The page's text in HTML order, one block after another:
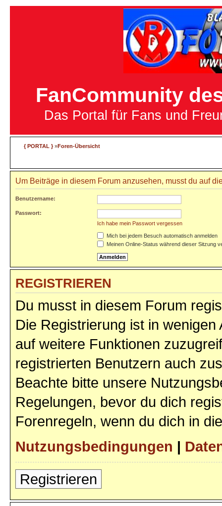
FanCommunity
Das Portal für Fans und
{ PORTAL }»Foren-Übersicht
Um Beiträge in diesem Forum anzusehen, musst du auf
Benutzername:
Passwort:
Ich habe mein Passwort vergessen
Mich bei jedem Besuch automatisch anmelden
Meinen Online-Status während dieser Sitzung
REGISTRIEREN
Du musst in diesem Forum
Die Registrierung ist in
auf weitere Funktionen
registrierten Benutzern auch
Beachte bitte unsere
Regelungen, bevor du dich
Forenregeln, wenn du dich in
Nutzungsbedingungen |
Registrieren